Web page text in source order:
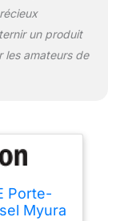
un produit
les amateurs de
Porte-
Myura